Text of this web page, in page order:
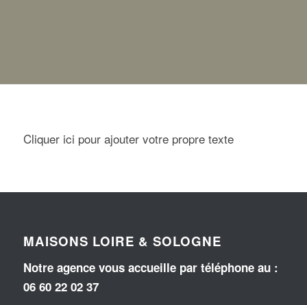
Cliquer ici pour ajouter votre propre texte
MAISONS LOIRE & SOLOGNE
Notre agence vous accueille par téléphone au:
06 60 22 02 37